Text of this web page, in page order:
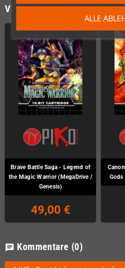
ALLE
Vielleicht wäre das auch
Brave Battle Saga - Legend of
the Magic Warrior (MegaDrive /
Genesis)
49,00 €
Gods
chat Kommentare (0)